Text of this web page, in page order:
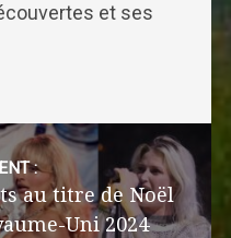
et ses
:
au titre de Noël
Uni 2024